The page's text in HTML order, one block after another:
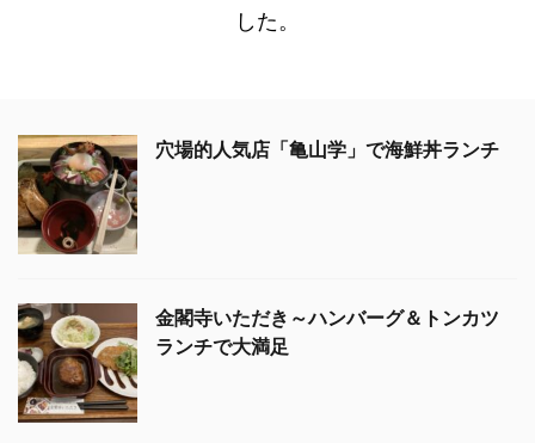
した。
穴場的人気店「亀山学」で海鮮丼ランチ
金閣寺いただき～ハンバーグ＆トンカツ
ランチで大満足